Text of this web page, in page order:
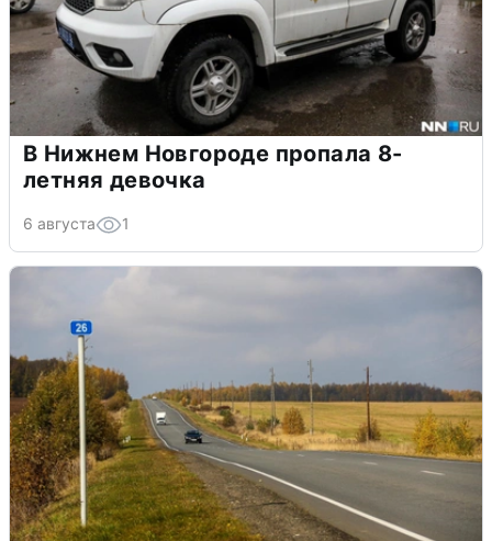
В Нижнем Новгороде пропала 8-
летняя девочка
6 августа 1